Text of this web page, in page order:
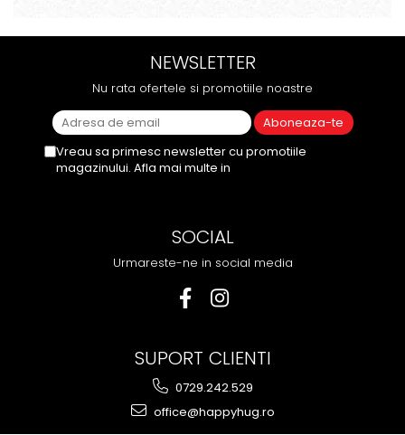
NEWSLETTER
Nu rata ofertele si promotiile noastre
Vreau sa primesc newsletter cu promotiile
magazinului. Afla mai multe in
SOCIAL
Urmareste-ne in social media
SUPORT CLIENTI
0729.242.529
office@happyhug.ro